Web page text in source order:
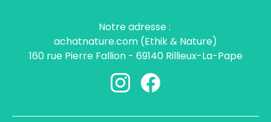
Notre adresse :
achatnature.com (Ethik & Nature)
160 rue Pierre Fallion - 69140 Rillieux-La-Pape